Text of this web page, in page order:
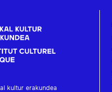
kultur erakundea